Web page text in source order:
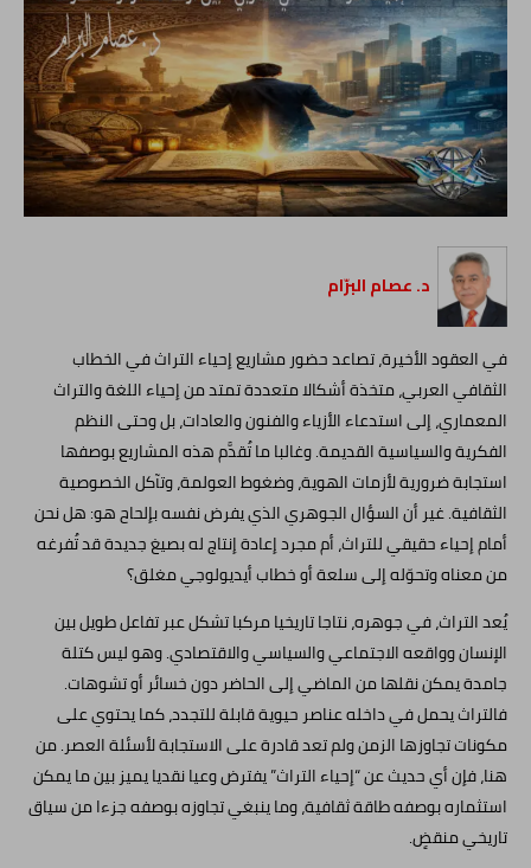
د. عصام البرّام
في العقود الأخيرة، تصاعد حضور مشاريع إحياء التراث في الخطاب
الثقافي العربي، متخذة أشكالا متعددة تمتد من إحياء اللغة والتراث
المعماري، إلى استدعاء الأزياء والفنون والعادات، بل وحتى النظم
الفكرية والسياسية القديمة. وغالبا ما تُقدَّم هذه المشاريع بوصفها
استجابة ضرورية لأزمات الهوية، وضغوط العولمة، وتآكل الخصوصية
الثقافية. غير أن السؤال الجوهري الذي يفرض نفسه بإلحاح هو: هل نحن
أمام إحياء حقيقي للتراث، أم مجرد إعادة إنتاج له بصيغ جديدة قد تُفرغه
من معناه وتحوّله إلى سلعة أو خطاب أيديولوجي مغلق؟
يُعد التراث، في جوهره، نتاجا تاريخيا مركبا تشكل عبر تفاعل طويل بين
الإنسان وواقعه الاجتماعي والسياسي والاقتصادي. وهو ليس كتلة
جامدة يمكن نقلها من الماضي إلى الحاضر دون خسائر أو تشوهات.
فالتراث يحمل في داخله عناصر حيوية قابلة للتجدد، كما يحتوي على
مكونات تجاوزها الزمن ولم تعد قادرة على الاستجابة لأسئلة العصر. من
هنا، فإن أي حديث عن “إحياء التراث” يفترض وعيا نقديا يميز بين ما يمكن
استثماره بوصفه طاقة ثقافية، وما ينبغي تجاوزه بوصفه جزءا من سياق
تاريخي منقضٍ.